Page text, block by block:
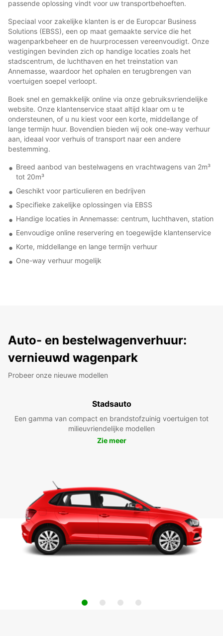
passende oplossing vindt voor uw transportbehoeften.
Speciaal voor zakelijke klanten is er de Europcar Business
Solutions (EBSS), een op maat gemaakte service die het
wagenparkbeheer en de huurprocessen vereenvoudigt. Onze
vestigingen bevinden zich op handige locaties zoals het
stadscentrum, de luchthaven en het treinstation van
Annemasse, waardoor het ophalen en terugbrengen van
voertuigen soepel verloopt.
Boek snel en gemakkelijk online via onze gebruiksvriendelijke
website. Onze klantenservice staat altijd klaar om u te
ondersteunen, of u nu kiest voor een korte, middellange of
lange termijn huur. Bovendien bieden wij ook one-way verhuur
aan, ideaal voor verhuis of transport naar een andere
bestemming.
Breed aanbod van bestelwagens en vrachtwagens van 2m³
tot 20m³
Geschikt voor particulieren en bedrijven
Specifieke zakelijke oplossingen via EBSS
Handige locaties in Annemasse: centrum, luchthaven, station
Eenvoudige online reservering en toegewijde klantenservice
Korte, middellange en lange termijn verhuur
One-way verhuur mogelijk
Auto- en bestelwagenverhuur:
vernieuwd wagenpark
Probeer onze nieuwe modellen
Stadsauto
Een gamma van compact en brandstofzuinig voertuigen tot
milieuvriendelijke modellen
Zie meer